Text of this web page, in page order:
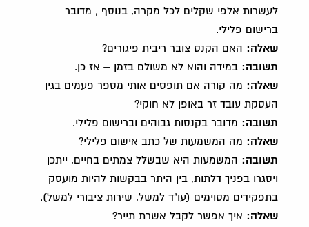
לעשרות אלפי שקלים לכל מקרה, בנוסף , מדובר
ברישום פלילי.
שאלה: האם הקנס צובר ריבית פיגורים?
תשובה: במידה והוא לא משולם בזמן – אז כן.
שאלה: מה קורה אם תופסים אותי מספר פעמים בגין
העסקת עובד זר באופן לא חוקי?
תשובה: מדובר בקנסות גבוהים וברישום פלילי.
שאלה: מה המשמעות של כתב אישום פלילי?
תשובה: המשמעות היא שבשלל צמתים בחיים, ייתכן
ויסגרו בפניך דלתות, בין היתר בבקשות להיות מועסק
בתפקידים מסוימים (עו"ד למשל, שירות ציבורי למשל).
שאלה: איך אפשר לקבל אשרת תייר?